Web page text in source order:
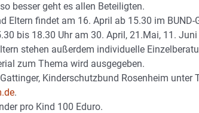
besser geht es allen Beteiligten.
Eltern findet am 16. April ab 15.30 im
bis 18.30 Uhr am 30. April, 21.Mai, 11.
stehen außerdem individuelle
zum Thema wird ausgegeben.
Kinderschutzbund Rosenheim
.
pro Kind 100 Eduro.